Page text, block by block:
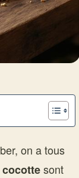
on a tous
sont